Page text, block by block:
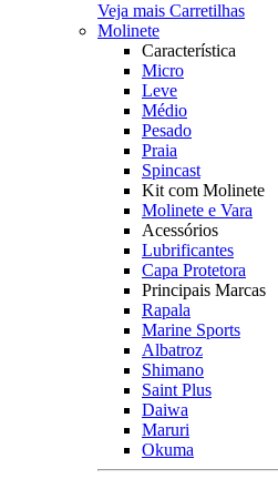
Veja mais Carretilhas
Molinete
Característica
Micro
Leve
Médio
Pesado
Praia
Spincast
Kit com Molinete
Molinete e Vara
Acessórios
Lubrificantes
Capa Protetora
Principais Marcas
Rapala
Marine Sports
Albatroz
Shimano
Saint Plus
Daiwa
Maruri
Okuma